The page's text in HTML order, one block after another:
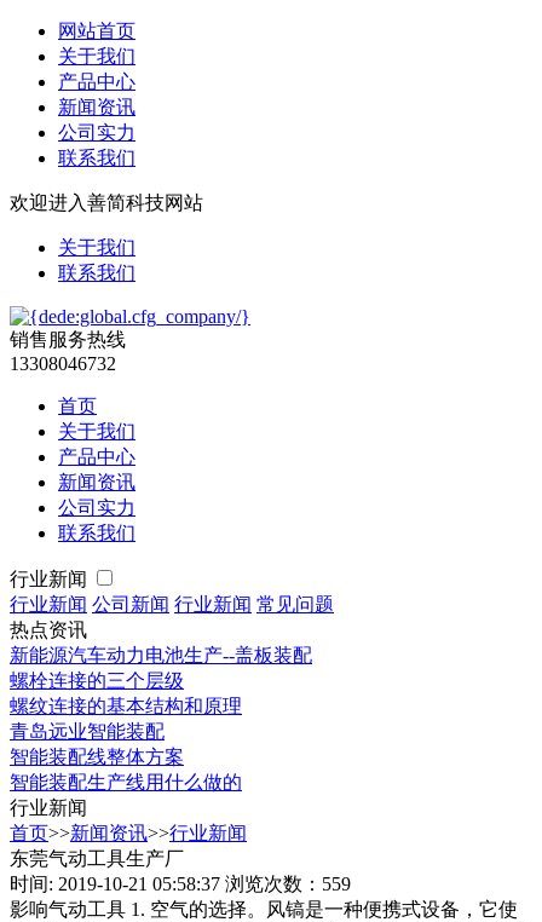
网站首页
关于我们
产品中心
新闻资讯
公司实力
联系我们
欢迎进入善简科技网站
关于我们
联系我们
销售服务热线
13308046732
首页
关于我们
产品中心
新闻资讯
公司实力
联系我们
行业新闻
行业新闻 公司新闻 行业新闻 常见问题
热点资讯
新能源汽车动力电池生产--盖板装配
螺栓连接的三个层级
螺纹连接的基本结构和原理
青岛远业智能装配
智能装配线整体方案
智能装配生产线用什么做的
行业新闻
首页>>新闻资讯>>行业新闻
东莞气动工具生产厂
时间: 2019-10-21 05:58:37 浏览次数：559
影响气动工具 1. 空气的选择。风镐是一种便携式设备，它使